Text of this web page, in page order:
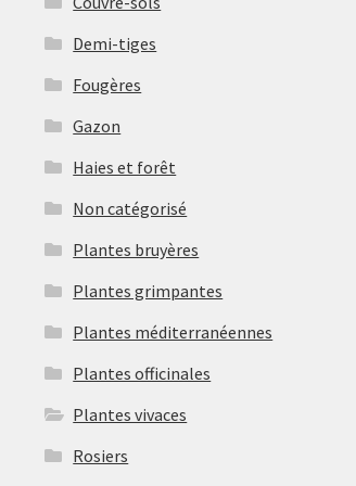
Demi-tiges
Fougères
Gazon
Haies et forêt
Non catégorisé
Plantes bruyères
Plantes grimpantes
Plantes méditerranéennes
Plantes officinales
Plantes vivaces
Rosiers